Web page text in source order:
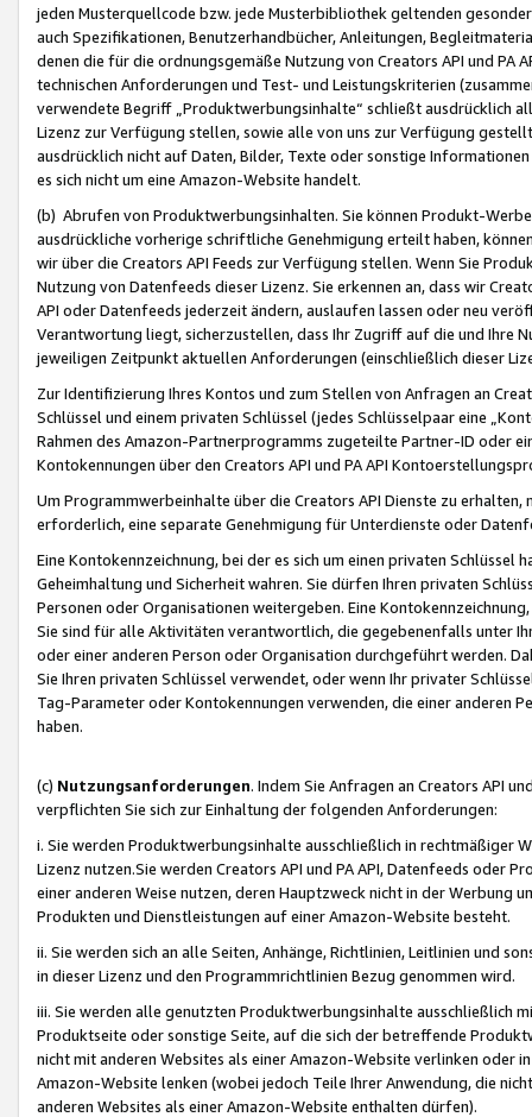
jeden Musterquellcode bzw. jede Musterbibliothek geltenden
auch Spezifikationen, Benutzerhandbücher, Anleitungen,
denen die für die ordnungsgemäße Nutzung von Creators API und PA
technischen Anforderungen und Test- und Leistungskriterien
verwendete Begriff „Produktwerbungsinhalte“ schließt ausdrücklich
Lizenz zur Verfügung stellen, sowie alle von uns zur Verfügung
ausdrücklich nicht auf Daten, Bilder, Texte oder sonstige
es sich nicht um eine Amazon-Website handelt.
(b) Abrufen von Produktwerbungsinhalten. Sie können Produkt-
ausdrückliche vorherige schriftliche Genehmigung erteilt haben,
wir über die Creators API Feeds zur Verfügung stellen. Wenn Sie
Nutzung von Datenfeeds dieser Lizenz. Sie erkennen an, dass wir
API oder Datenfeeds jederzeit ändern, auslaufen lassen oder neu
Verantwortung liegt, sicherzustellen, dass Ihr Zugriff auf die und Ihre
jeweiligen Zeitpunkt aktuellen Anforderungen (einschließlich dieser
Zur Identifizierung Ihres Kontos und zum Stellen von Anfragen an
Schlüssel und einem privaten Schlüssel (jedes Schlüsselpaar eine
Rahmen des Amazon-Partnerprogramms zugeteilte Partner-ID oder
Kontokennungen über den Creators API und PA API
Um Programmwerbeinhalte über die Creators API Dienste zu
erforderlich, eine separate Genehmigung für Unterdienste oder
Eine Kontokennzeichnung, bei der es sich um einen privaten
Geheimhaltung und Sicherheit wahren. Sie dürfen Ihren privaten
Personen oder Organisationen weitergeben. Eine
Sie sind für alle Aktivitäten verantwortlich, die gegebenenfalls unter
oder einer anderen Person oder Organisation durchgeführt werden.
Sie Ihren privaten Schlüssel verwendet, oder wenn Ihr privater
Tag-Parameter oder Kontokennungen verwenden, die einer anderen
haben.
(c) Nutzungsanforderungen. Indem Sie Anfragen an Creators API
verpflichten Sie sich zur Einhaltung der folgenden Anforderungen:
i. Sie werden Produktwerbungsinhalte ausschließlich in rechtmäßiger
Lizenz nutzen.Sie werden Creators API und PA API, Datenfeeds oder
einer anderen Weise nutzen, deren Hauptzweck nicht in der Werbung
Produkten und Dienstleistungen auf einer Amazon-Website besteht.
ii. Sie werden sich an alle Seiten, Anhänge, Richtlinien, Leitlinien und
in dieser Lizenz und den Programmrichtlinien Bezug genommen wird.
iii. Sie werden alle genutzten Produktwerbungsinhalte ausschließlich
Produktseite oder sonstige Seite, auf die sich der betreffende
nicht mit anderen Websites als einer Amazon-Website verlinken oder
Amazon-Website lenken (wobei jedoch Teile Ihrer Anwendung, die
anderen Websites als einer Amazon-Website enthalten dürfen).